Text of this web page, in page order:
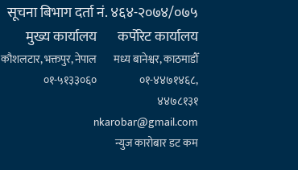
सूचना बिभाग दर्ता नं. ४६४-२०७४/०७५
मुख्य कार्यालय
कौशलटार, भक्तपुर, नेपाल
०१-५१३३०६०
कर्पाेरेट कार्यालय
मध्य बानेश्वर, काठमाडौँ
०१-४४७१४६८,
४४७८१३१
nkarobar@gmail.com
न्युज कारोबार डट कम